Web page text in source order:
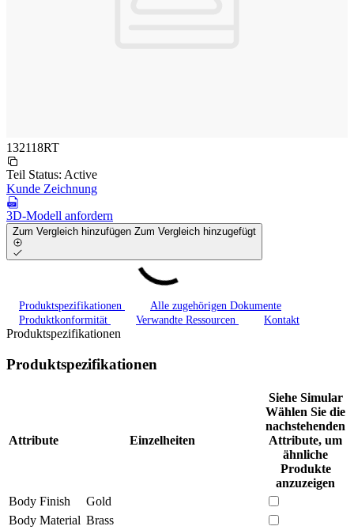
132118RT
Teil Status: Active
Kunde Zeichnung
3D-Modell anfordern
Zum Vergleich hinzufügen Zum Vergleich hinzugefügt
Produktspezifikationen
Alle zugehörigen Dokumente
Produktkonformität
Verwandte Ressourcen Kontakt
Produktspezifikationen
Produktspezifikationen
Attribute Einzelheiten
Siehe Simular
Wählen Sie die
nachstehenden
Attribute, um
ähnliche
Produkte
anzuzeigen
Body Finish
Gold
Body Material Brass